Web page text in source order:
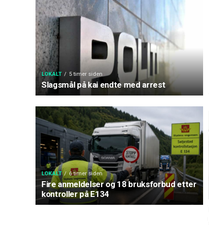
LOKALT 5 timer siden
Slagsmål på kai endte med arrest
LOKALT 6 timer siden
Fire anmeldelser og 18 bruksforbud etter
kontroller på E134